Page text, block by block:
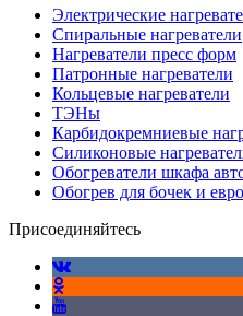
Электрические
Спиральные нагреватели
Нагреватели пресс форм
Патронные нагреватели
Кольцевые нагреватели
ТЭНы
Карбидокремниевые
Силиконовые
Обогреватели шкафа
Обогрев для бочек и
Присоединяйтесь